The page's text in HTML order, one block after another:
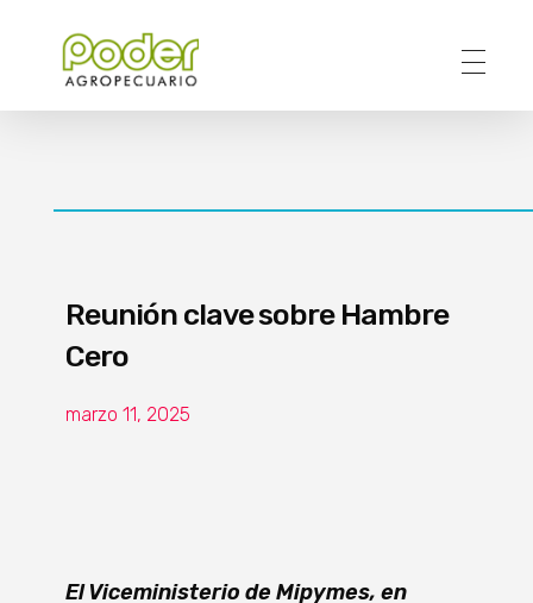
Reunión clave sobre Hambre
Cero
marzo 11, 2025
El Viceministerio de Mipymes, en